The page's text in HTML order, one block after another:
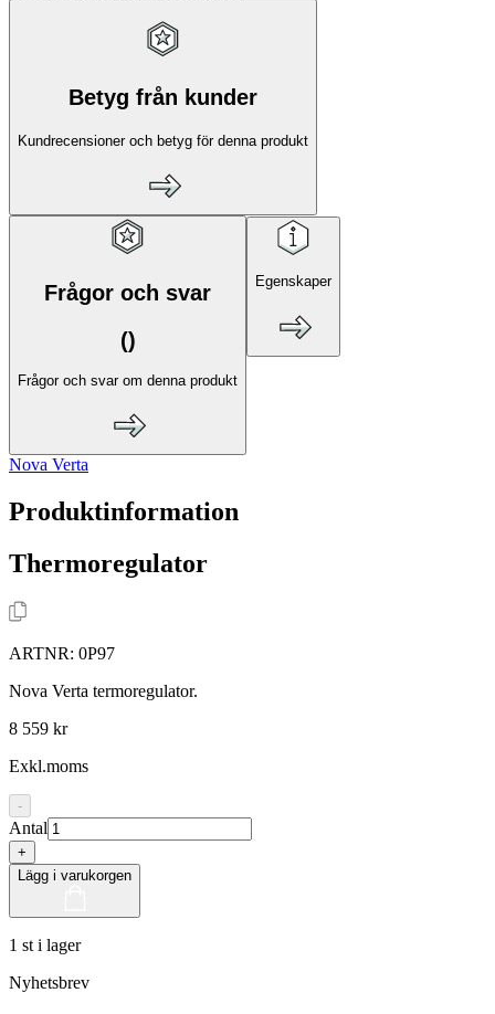
Betyg från kunder
Kundrecensioner och betyg för denna produkt
Frågor och svar
()
Frågor och svar om denna produkt
Egenskaper
Nova Verta
Produktinformation
Thermoregulator
ARTNR: 0P97
Nova Verta termoregulator.
8 559 kr
Exkl.moms
-
Antal
+
Lägg i varukorgen
1 st i lager
Nyhetsbrev